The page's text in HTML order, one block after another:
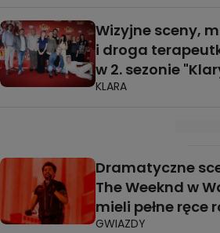
Wizyjne sceny,
i droga
w 2. sezonie
KLARA
Dramatyczne
The Weeknd w
mieli pełne ręce
GWIAZDY